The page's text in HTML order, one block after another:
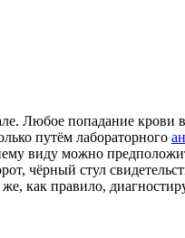
Любое попадание
путём лабораторного
виду можно
чёрный стул
как правило,